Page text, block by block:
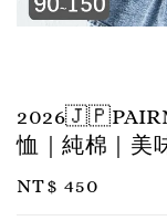
恤｜純棉｜美
Regular
NT$ 450